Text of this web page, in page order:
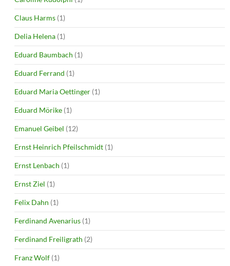
Claus Harms (1)
Delia Helena (1)
Eduard Baumbach (1)
Eduard Ferrand (1)
Eduard Maria Oettinger (1)
Eduard Mörike (1)
Emanuel Geibel (12)
Ernst Heinrich Pfeilschmidt (1)
Ernst Lenbach (1)
Ernst Ziel (1)
Felix Dahn (1)
Ferdinand Avenarius (1)
Ferdinand Freiligrath (2)
Franz Wolf (1)